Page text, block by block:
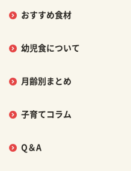
おすすめ食材
幼児食について
月齢別まとめ
子育てコラム
Q＆A